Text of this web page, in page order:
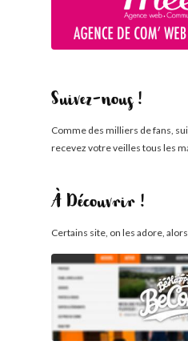
Suivez-nous !
Comme des milliers de fans,
recevez votre veilles tous les
À Découvrir !
Certains site, on les adore,